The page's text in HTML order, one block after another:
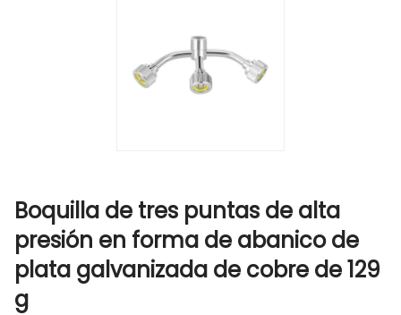
Boquilla de tres puntas de alta
presión en forma de abanico de
plata galvanizada de cobre de 129
g